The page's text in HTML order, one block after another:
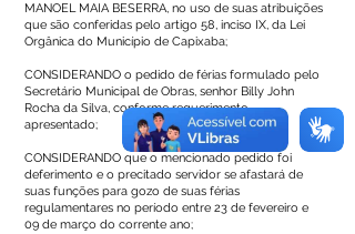
MANOEL MAIA BESERRA, no uso de suas atribuições
que são conferidas pelo artigo 58, inciso IX, da Lei
Orgânica do Município de Capixaba;
CONSIDERANDO o pedido de férias formulado pelo
Secretário Municipal de Obras, senhor Billy John
Rocha da Silva, conforme requerimento
apresentado;
CONSIDERANDO que o mencionado pedido foi
deferimento e o precitado servidor se afastará de
suas funções para gozo de suas férias
regulamentares no período entre 23 de fevereiro e
09 de março do corrente ano;